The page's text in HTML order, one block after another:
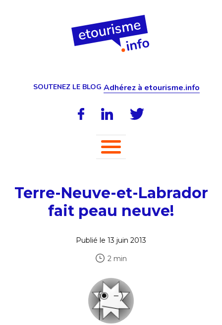
SOUTENEZ LE BLOG Adhérez à etourisme.info
Terre-Neuve-et-Labrador
fait peau neuve!
Publié le 13 juin 2013
2 min